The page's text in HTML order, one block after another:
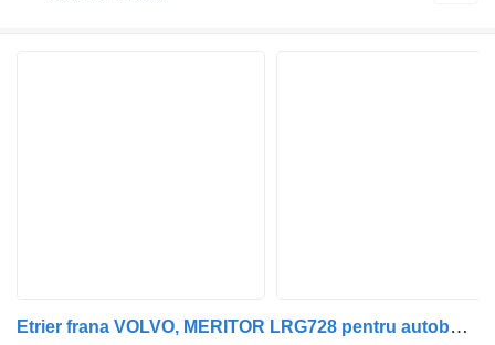
Etrier frana VOLVO, MERITOR LRG728 pentru autobuz Volvo B6, B7, B9, B10, B12 bus (1978-2011)